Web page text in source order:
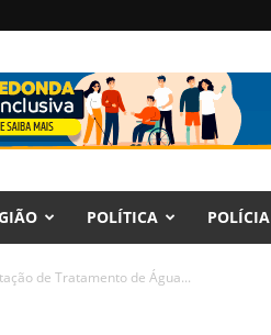
POLÍTICA POLÍCIA
de Tratamento de Água...